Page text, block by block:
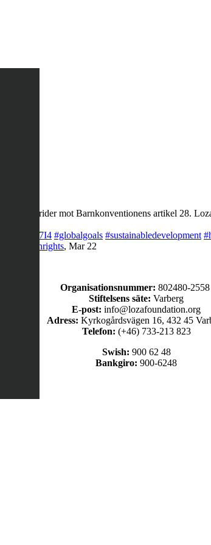
det strider mot Barnkonventionens artikel 28.
#globalgoals #sustainabledevelopment
#humanrights, Mar 22
Organisationsnummer: 802480-2558
Stiftelsens säte: Varberg
E-post: info@lozafoundation.org
Adress: Kyrkogårdsvägen 16, 432 45
Telefon: (+46) 733-213 823
Swish: 900 62 48
Bankgiro: 900-6248